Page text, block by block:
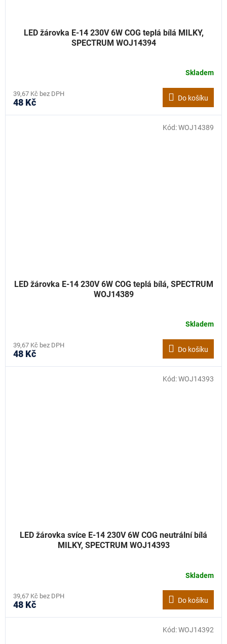
LED žárovka E-14 230V 6W COG teplá bílá MILKY,
SPECTRUM WOJ14394
Skladem
39,67 Kč bez DPH
48 Kč Do košíku
LED žárovka E-14 230V 6W COG teplá bílá, SPECTRUM
WOJ14389
Skladem
39,67 Kč bez DPH
48 Kč Do košíku
Kód:WOJ14389
LED žárovka svíce E-14 230V 6W COG neutrální bílá
MILKY, SPECTRUM WOJ14393
Skladem
39,67 Kč bez DPH
48 Kč Do košíku
Kód:WOJ14393
Kód:WOJ14392